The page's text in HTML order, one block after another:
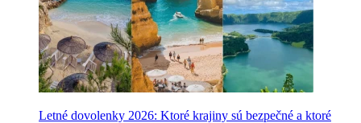
Letné dovolenky 2026: Ktoré krajiny sú bezpečné a ktoré